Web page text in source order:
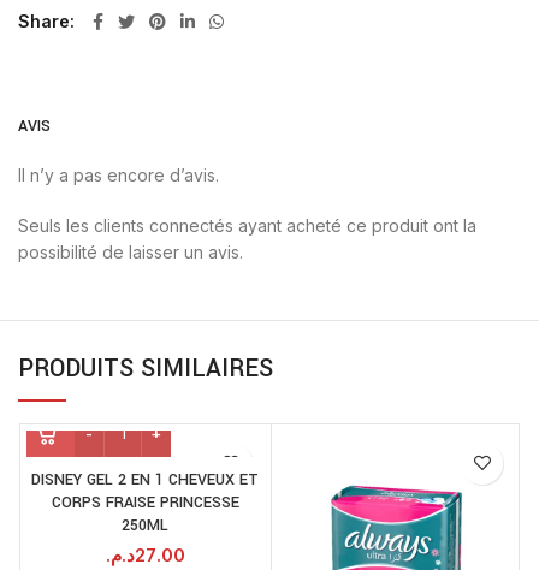
Share
AVIS
Il n’y a pas encore d’avis.
Seuls les clients connectés ayant acheté ce produit ont la
possibilité de laisser un avis.
PRODUITS SIMILAIRES
DISNEY GEL 2 EN 1 CHEVEUX ET
CORPS FRAISE PRINCESSE
250ML
27.00د.م.